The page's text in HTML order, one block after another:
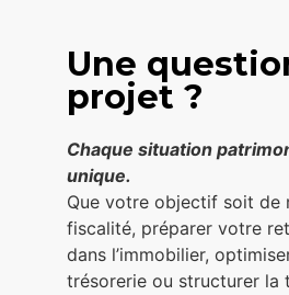
Une
projet ?
Chaque situation
unique.
Que votre objectif soit de
fiscalité, préparer votre
dans l’immobilier,
trésorerie ou structurer la